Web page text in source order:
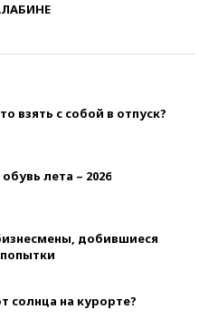
взять с собой в отпуск?
лета – 2026
добившиеся
солнца на курорте?